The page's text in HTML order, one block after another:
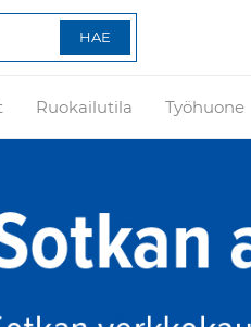
Ruokailutila Työhuone